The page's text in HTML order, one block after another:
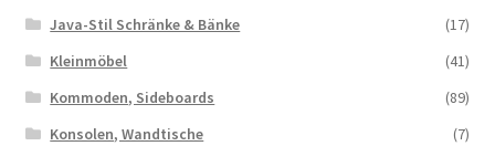
Java-Stil Schränke & Bänke
(17)
Kleinmöbel
(41)
Kommoden, Sideboards
(89)
Konsolen, Wandtische
(7)